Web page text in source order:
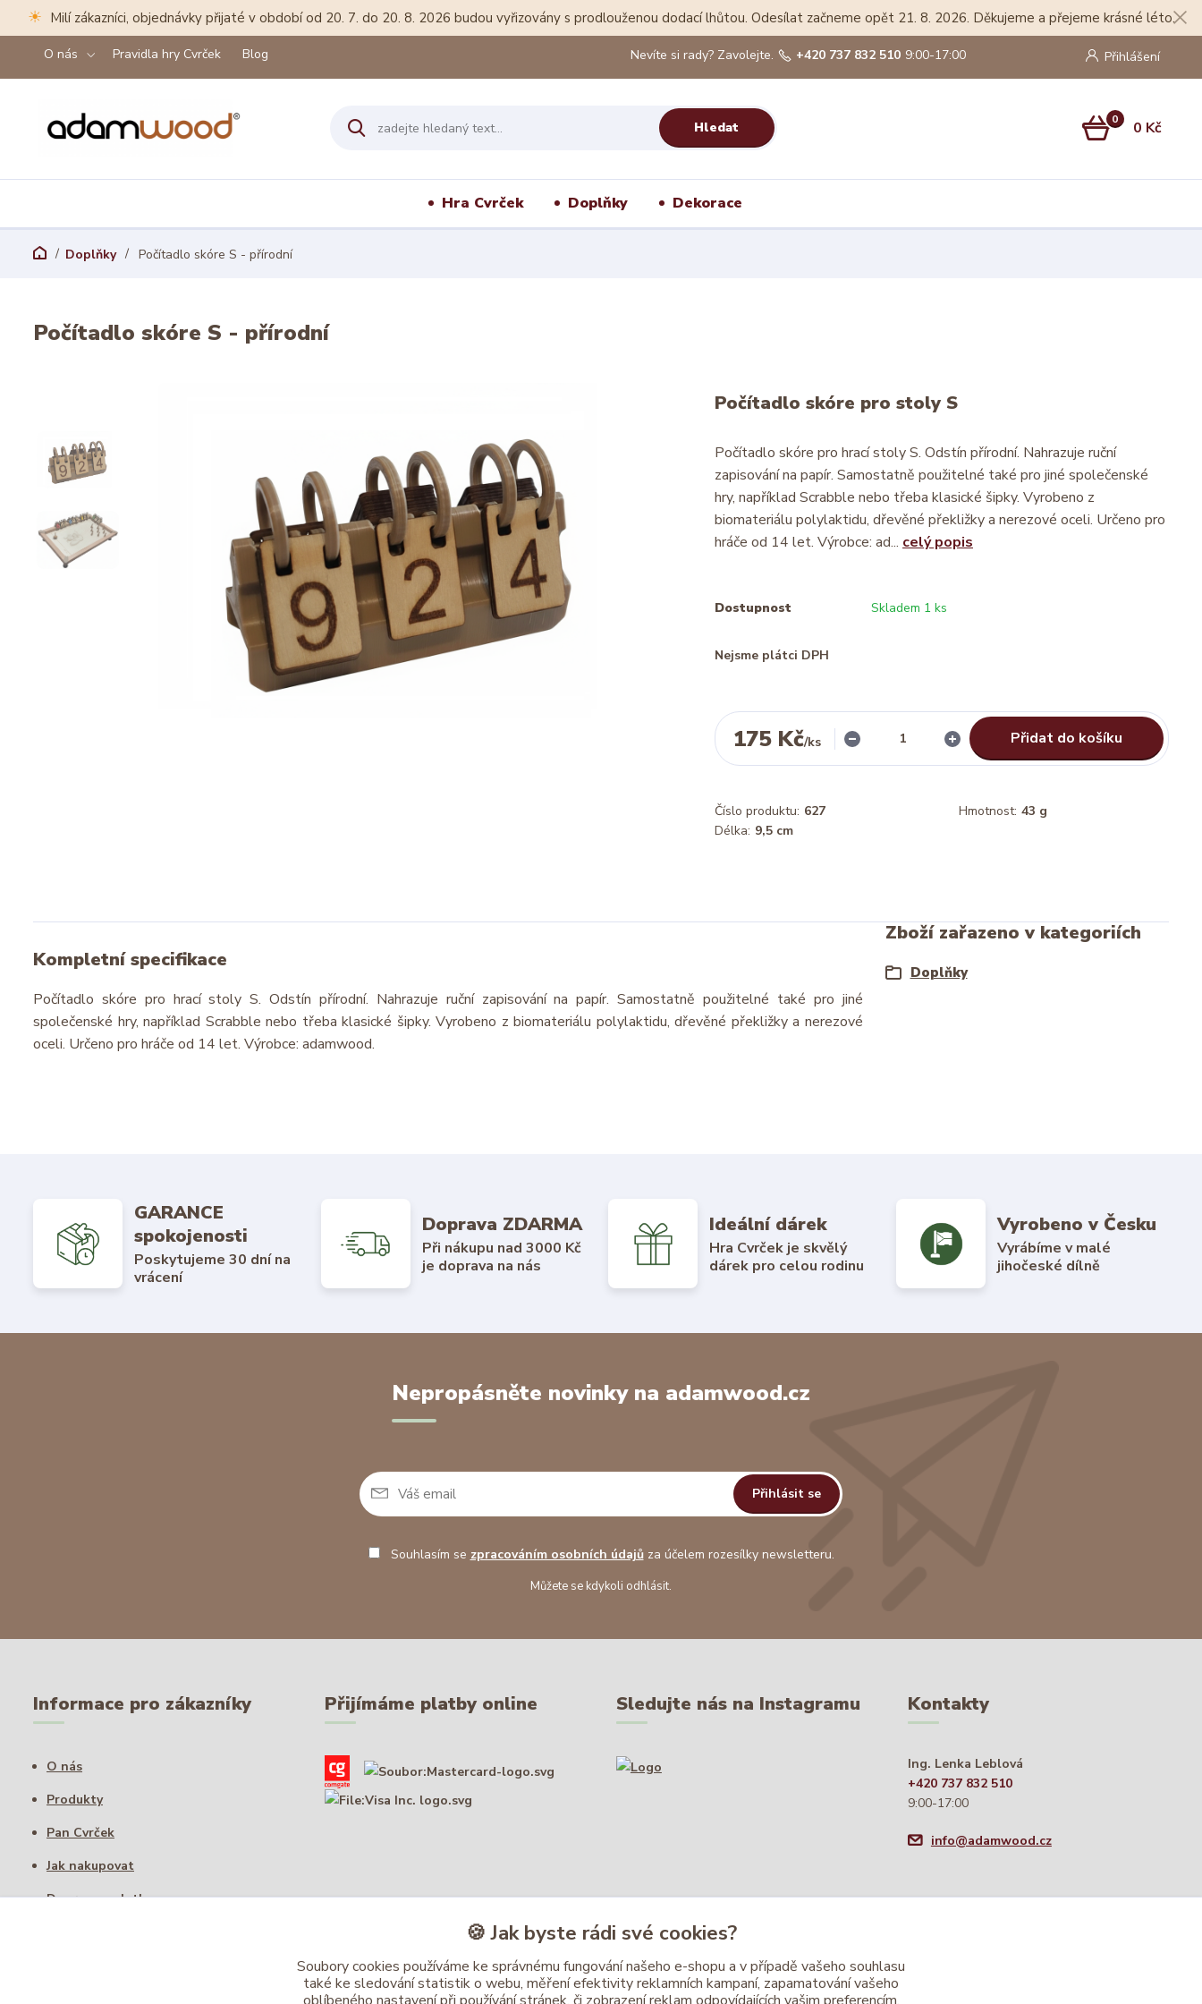
☀ Milí zákazníci, objednávky přijaté v období od 20. 7. do 20. 8. 2026 budou vyřizovány s prodlouženou dodací lhůtou. Odesílat začneme opět 21. 8. 2026. Děkujeme a přejeme krásné léto.
O nás Pravidla hry Cvrček Blog Přihlášení
Hledat
Nevíte si rady? Zavolejte. +420 737 832 510 9:00-17:00
0 0 Kč
Hra Cvrček Doplňky Dekorace
Doplňky Počítadlo skóre S - přírodní
Počítadlo skóre S - přírodní
Počítadlo skóre pro stoly S
Počítadlo skóre pro hrací stoly S. Odstín přírodní. Nahrazuje ruční
zapisování na papír. Samostatně použitelné také pro jiné společenské
hry, například Scrabble nebo třeba klasické šipky. Vyrobeno z
biomateriálu polylaktidu, dřevěné překližky a nerezové oceli. Určeno pro
hráče od 14 let. Výrobce: ad... celý popis
Dostupnost Skladem 1 ks
Nejsme plátci DPH
175 Kč/ks Přidat do košíku
Číslo produktu: 627 Hmotnost: 43 g
Délka: 9,5 cm
Kompletní specifikace
Počítadlo skóre pro hrací stoly S. Odstín přírodní. Nahrazuje ruční zapisování na papír. Samostatně použitelné také pro jiné
společenské hry, například Scrabble nebo třeba klasické šipky. Vyrobeno z biomateriálu polylaktidu, dřevěné překližky a nerezové
oceli. Určeno pro hráče od 14 let. Výrobce: adamwood.
Zboží zařazeno v kategoriích
Doplňky
GARANCE
spokojenosti
Poskytujeme 30 dní na
vrácení
Doprava ZDARMA
Při nákupu nad 3000 Kč
je doprava na nás
Ideální dárek
Hra Cvrček je skvělý
dárek pro celou rodinu
Vyrobeno v Česku
Vyrábíme v malé
jihočeské dílně
Nepropásněte novinky na adamwood.cz
Přihlásit se
Souhlasím se zpracováním osobních údajůza účelem rozesílky newsletteru.
Můžete se kdykoli odhlásit.
Informace pro zákazníky
O nás
Produkty
Pan Cvrček
Jak nakupovat
Doprava a platba
Přijímáme platby online Sledujte nás na Instagramu Kontakty
Ing. Lenka Leblová
+420 737 832 510
9:00-17:00
info@adamwood.cz
🍪 Jak byste rádi své cookies?
Soubory cookies používáme ke správnému fungování našeho e-shopu a v případě vašeho souhlasu
také ke sledování statistik o webu, měření efektivity reklamních kampaní, zapamatování vašeho